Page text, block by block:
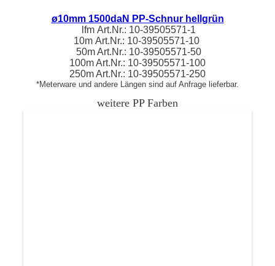
ø10mm 1500daN PP-Schnur hellgrün
lfm Art.Nr.: 10-39505571-1
10m Art.Nr.: 10-39505571-10
50m Art.Nr.: 10-39505571-50
100m Art.Nr.: 10-39505571-100
250m Art.Nr.: 10-39505571-250
*Meterware und andere Längen sind auf Anfrage lieferbar.
weitere PP Farben